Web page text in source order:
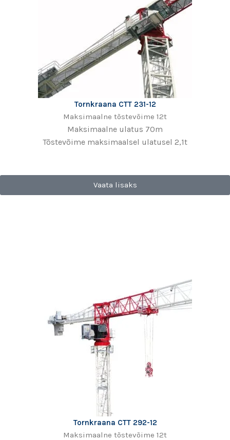
Tornkraana CTT 231-12
Maksimaalne tõstevõime 12t
Maksimaalne ulatus 70m
Tõstevõime maksimaalsel ulatusel 2,1t
Vaata lisaks
Tornkraana CTT 292-12
Maksimaalne tõstevõime 12t